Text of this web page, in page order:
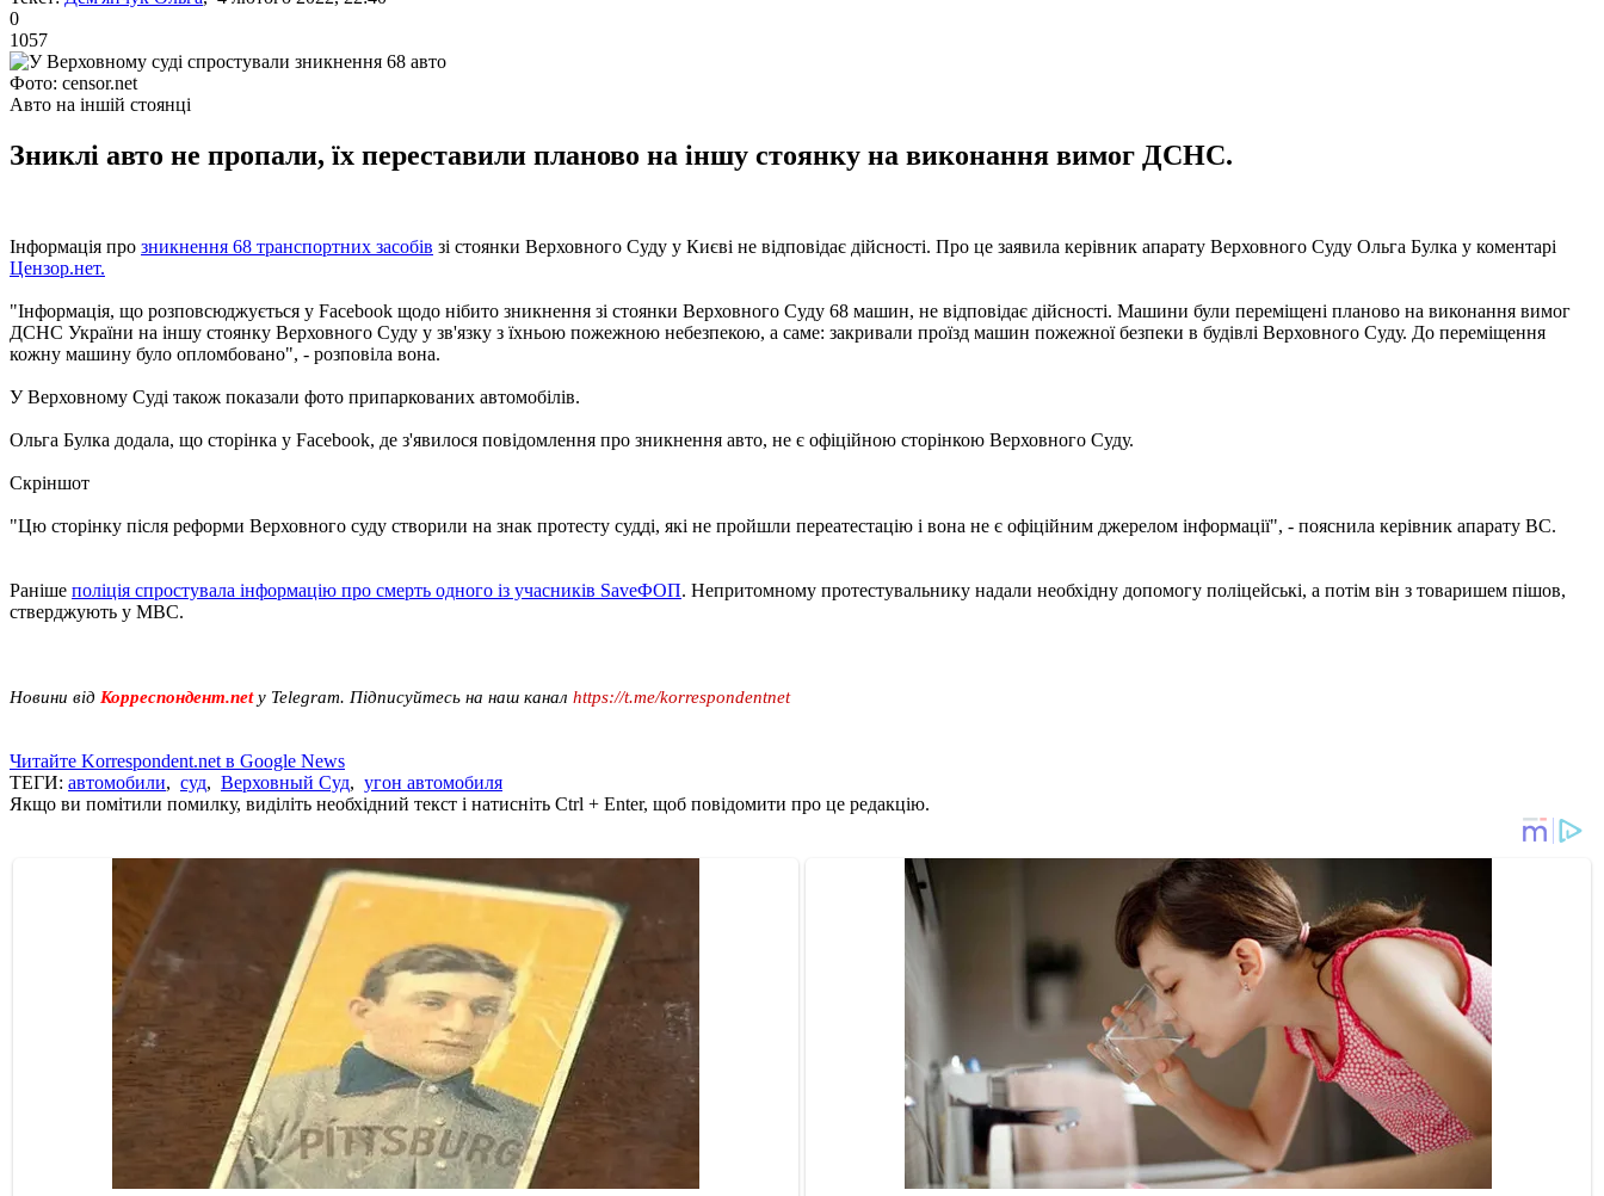
0
1057
Фото: censor.net
Авто на іншій стоянці
Зниклі авто не пропали, їх переставили планово на іншу стоянку на виконання вимог ДСНС.
Інформація про зникнення 68 транспортних засобів зі стоянки Верховного Суду у Києві не відповідає дійсності. Про це заявила керівник апарату Верховного Суду Ольга Булка у коментарі
Цензор.нет.
"Інформація, що розповсюджується у Facebook щодо нібито зникнення зі стоянки Верховного Суду 68 машин, не відповідає дійсності. Машини були переміщені планово на виконання вимог
ДСНС України на іншу стоянку Верховного Суду у зв'язку з їхньою пожежною небезпекою, а саме: закривали проїзд машин пожежної безпеки в будівлі Верховного Суду. До переміщення
кожну машину було опломбовано", - розповіла вона.
У Верховному Суді також показали фото припаркованих автомобілів.
Ольга Булка додала, що сторінка у Facebook, де з'явилося повідомлення про зникнення авто, не є офіційною сторінкою Верховного Суду.
Скріншот
"Цю сторінку після реформи Верховного суду створили на знак протесту судді, які не пройшли переатестацію і вона не є офіційним джерелом інформації", - пояснила керівник апарату ВС.
Раніше поліція спростувала інформацію про смерть одного із учасників SaveФОП. Непритомному протестувальнику надали необхідну допомогу поліцейські, а потім він з товаришем пішов,
стверджують у МВС.
Новини від Корреспондент.netу Telegram. Підписуйтесь на наш канал https://t.me/korrespondentnet
Читайте Korrespondent.net в Google News
ТЕГИ: автомобили, суд, Верховный Суд, угон автомобиля
Якщо ви помітили помилку, виділіть необхідний текст і натисніть Ctrl + Enter, щоб повідомити про це редакцію.